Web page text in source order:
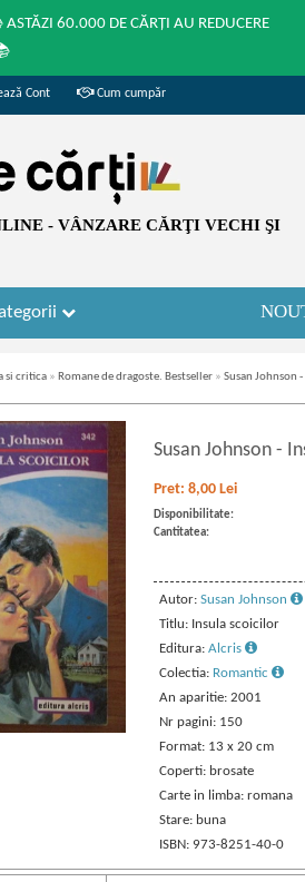
ASTĂZI 60.000 DE CĂRȚI AU REDUCERE
Cont Cum cumpăr
- VÂNZARE CĂRŢI VECHI ŞI
si critica » Romane de dragoste. Bestseller » Susan Johnson
Susan Johnson -
Pret: 8,00 Lei
Disponibilitate:
Cantitatea:
Autor: Susan Johnson
Titlu: Insula scoicilor
Editura: Alcris
Colectia: Romantic
An aparitie: 2001
Nr pagini: 150
Format: 13 x 20 cm
Coperti: brosate
Carte in limba: romana
Stare: buna
ISBN: 973-8251-40-0